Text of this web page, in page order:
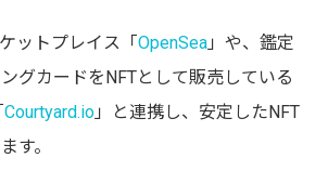
ットプレイス「 OpenSea 」や、鑑定
グカードをNFTとして販売している
Courtyard.io 」と連携し、安定したNFT
す。